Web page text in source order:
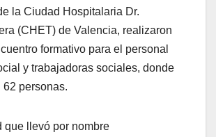
la Ciudad Hospitalaria Dr.
(CHET) de Valencia, realizaron
formativo para el personal
y trabajadoras sociales, donde
62 personas.
que llevó por nombre